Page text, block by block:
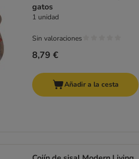
gatos
1 unidad
8,79 €
Sin valoraciones
Añadir a la cesta